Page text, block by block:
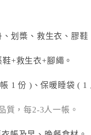
划槳、救生衣、膠鞋
+救生衣+腳繩。
1 份 )、保暖睡袋 ( 1
質，每2-3人一帳。